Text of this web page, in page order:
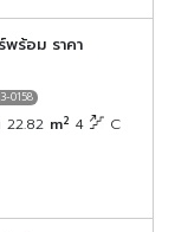
ร้อม ราคา
0158
22.82 m2 4 C